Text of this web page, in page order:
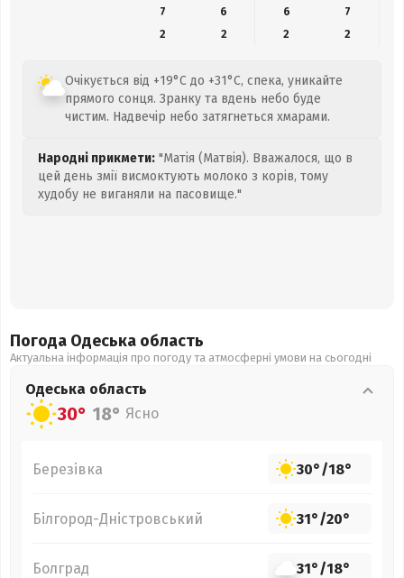
7
6 6
7
2
2 2 2
Очікується від +19°C до +31°C, спека, уникайте
прямого сонця. Зранку та вдень небо буде
чистим. Надвечір небо затягнеться хмарами.
Народні прикмети: "Матія (Матвія). Вважалося, що в
цей день змії висмоктують молоко з корів, тому
худобу не виганяли на пасовище."
Погода Одеська область
Актуальна інформація про погоду та атмосферні умови на сьогодні
Одеська область
30° 18° Ясно
Березівка 30°/18°
Білгород-Дністровський 31°/20°
Болград 31°/18°